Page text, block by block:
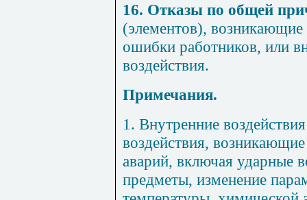
16. Отказы по общей
(элементов), возникающие
ошибки работников, или
воздействия.
Примечания.
1. Внутренние
воздействия,
аварий, включая ударные
предметы, изменение